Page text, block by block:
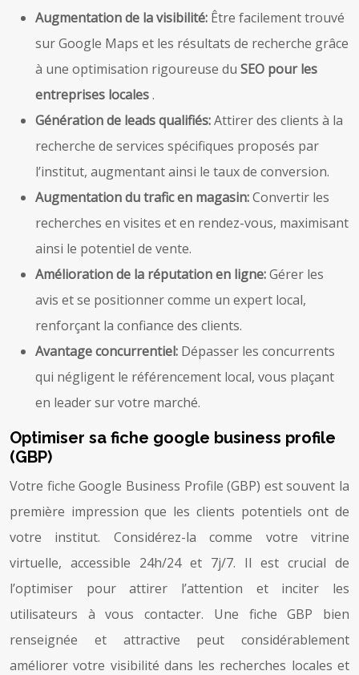
Augmentation de la visibilité: Être facilement trouvé
sur Google Maps et les résultats de recherche grâce
à une optimisation rigoureuse du SEO pour les
entreprises locales.
Génération de leads qualifiés:Attirer des clients à la
recherche de services spécifiques proposés par
l’institut, augmentant ainsi le taux de conversion.
Augmentation du trafic en magasin:Convertir les
recherches en visites et en rendez-vous, maximisant
ainsi le potentiel de vente.
Amélioration de la réputation en ligne:Gérer les
avis et se positionner comme un expert local,
renforçant la confiance des clients.
Avantage concurrentiel: Dépasser les concurrents
qui négligent le référencement local, vous plaçant
en leader sur votre marché.
Optimiser sa fiche google business profile
(GBP)
Votre fiche Google Business Profile (GBP) est souvent la
première impression que les clients potentiels ont de
votre institut. Considérez-la comme votre vitrine
virtuelle, accessible 24h/24 et 7j/7. Il est crucial de
l’optimiser pour attirer l’attention et inciter les
utilisateurs à vous contacter. Une fiche GBP bien
renseignée et attractive peut considérablement
améliorer votre visibilité dans les recherches locales et